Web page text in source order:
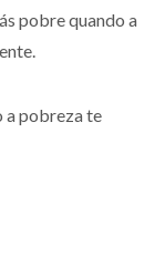
pobre quando a
a pobreza te